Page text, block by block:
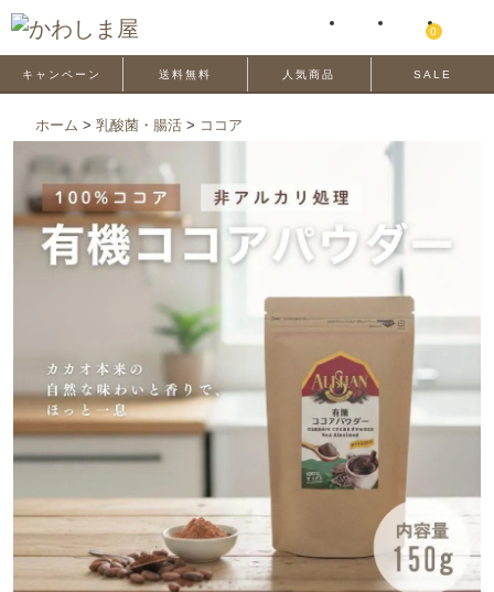
0
キャンペーン 送料無料 人気商品 SALE
ホーム > 乳酸菌・腸活 > ココア